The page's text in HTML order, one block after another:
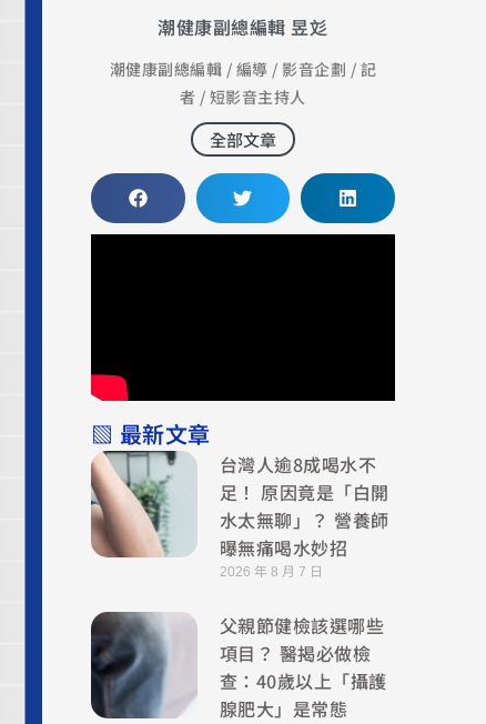
潮健康副總編輯 昱彣
潮健康副總編輯 / 編導 / 影音企劃 / 記
者 / 短影音主持人
全部文章
▧ 最新文章
台灣人逾8成喝水不
足！ 原因竟是「白開
水太無聊」？ 營養師
曝無痛喝水妙招
2026 年 8 月 7 日
父親節健檢該選哪些
項目？ 醫揭必做檢
查：40歲以上「攝護
腺肥大」是常態